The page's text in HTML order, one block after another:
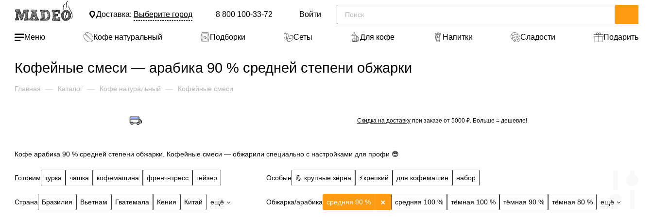
Доставка: Выберите город 8 800 100-33-72 Войти
Меню Кофе натуральный Подборки Сеты Для кофе Напитки Сладости Подарить
Кофейные смеси — арабика 90 % средней степени обжарки
Главная — Каталог — Кофе натуральный — Кофейные смеси
Скидка на доставку при заказе от 5000 ₽. Больше = дешевле!
Кофе арабика 90 % средней степени обжарки. Кофейные смеси — обжарили специально с настройками для профи 😎
Готовим турка чашка кофемашина френч-пресс гейзер Особые 💪 крупные зёрна ⚡️крепкий для кофемашин набор
Страна Бразилия Вьетнам Гватемала Кения Китай ещё Обжарка/арабика средняя 100 % тёмная 100 %
средняя 90 % тёмная 90 % тёмная 80 % ещё